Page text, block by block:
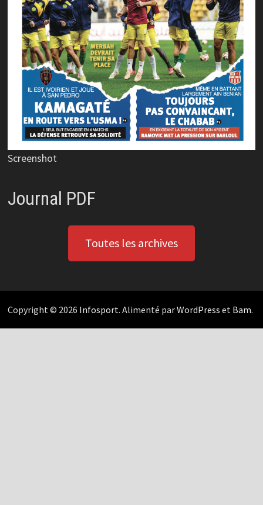
Screenshot
Journal PDF
Toutes les archives
Copyright © 2026 Infosport. Alimenté parWordPress et Bam.